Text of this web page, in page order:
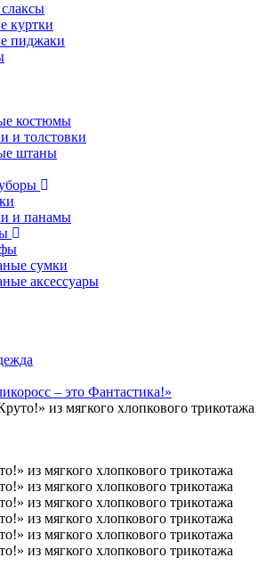
куртки
пиджаки
костюмы
и толстовки
штаны
и панамы
сумки
аксессуары
– это Фантастика!»
из мягкого хлопкового трикотажа